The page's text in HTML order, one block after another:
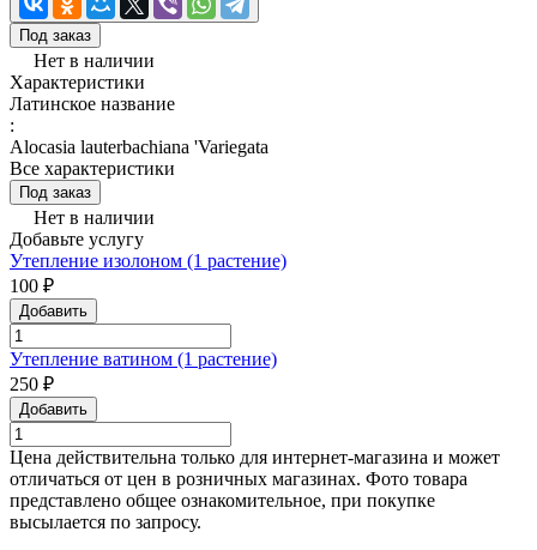
Под заказ
Нет в наличии
Характеристики
Латинское название
:
Alocasia lauterbachiana 'Variegata
Все характеристики
Под заказ
Нет в наличии
Добавьте услугу
Утепление изолоном (1 растение)
100 ₽
Добавить
Утепление ватином (1 растение)
250 ₽
Добавить
Цена действительна только для интернет-магазина и может
отличаться от цен в розничных магазинах. Фото товара
представлено общее ознакомительное, при покупке
высылается по запросу.